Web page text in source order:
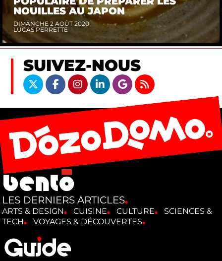
NOUILLES AU JAPON
DIMANCHE 2 AOÛT 2020
LUCAS PERRETTE
SUIVEZ-NOUS
LES DERNIERS ARTICLES
ARTS & DESIGN CUISINE CULTURE
SCIENCES &
TECH
VOYAGES & DÉCOUVERTES